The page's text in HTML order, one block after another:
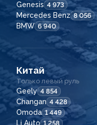
Genesis 4 973
Mercedes Benz 8 056
BMW 6 940
Китай
Только левый руль
Geely 4 854
Changan 4 428
Omoda 1 449
Li Auto 1 258